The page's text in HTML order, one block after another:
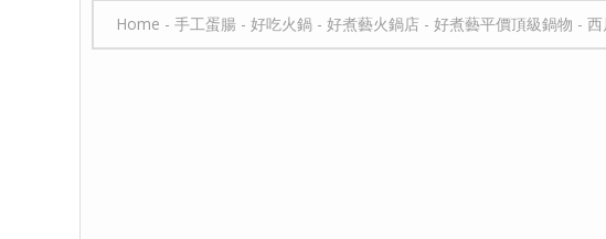
Home - 手工蛋腸 - 好吃火鍋 - 好煮藝火鍋店 - 好煮藝平價頂級鍋物 -